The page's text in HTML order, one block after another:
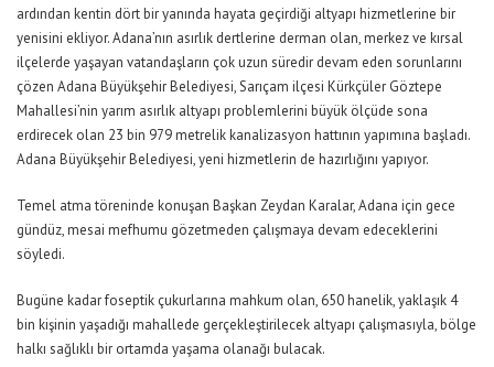
ardından kentin dört bir yanında hayata geçirdiği altyapı hizmetlerine bir
yenisini ekliyor. Adana’nın asırlık dertlerine derman olan, merkez ve kırsal
ilçelerde yaşayan vatandaşların çok uzun süredir devam eden sorunlarını
çözen Adana Büyükşehir Belediyesi, Sarıçam ilçesi Kürkçüler Göztepe
Mahallesi’nin yarım asırlık altyapı problemlerini büyük ölçüde sona
erdirecek olan 23 bin 979 metrelik kanalizasyon hattının yapımına başladı.
Adana Büyükşehir Belediyesi, yeni hizmetlerin de hazırlığını yapıyor.
Temel atma töreninde konuşan Başkan Zeydan Karalar, Adana için gece
gündüz, mesai mefhumu gözetmeden çalışmaya devam edeceklerini
söyledi.
Bugüne kadar foseptik çukurlarına mahkum olan, 650 hanelik, yaklaşık 4
bin kişinin yaşadığı mahallede gerçekleştirilecek altyapı çalışmasıyla, bölge
halkı sağlıklı bir ortamda yaşama olanağı bulacak.